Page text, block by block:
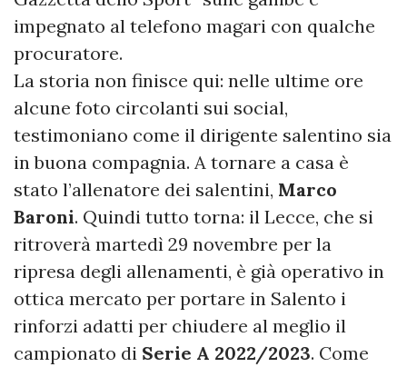
impegnato al telefono magari con qualche
procuratore.
La storia non finisce qui: nelle ultime ore
alcune foto circolanti sui social,
testimoniano come il dirigente salentino sia
in buona compagnia. A tornare a casa è
stato l’allenatore dei salentini, Marco
Baroni. Quindi tutto torna: il Lecce, che si
ritroverà martedì 29 novembre per la
ripresa degli allenamenti, è già operativo in
ottica mercato per portare in Salento i
rinforzi adatti per chiudere al meglio il
campionato di Serie A 2022/2023. Come